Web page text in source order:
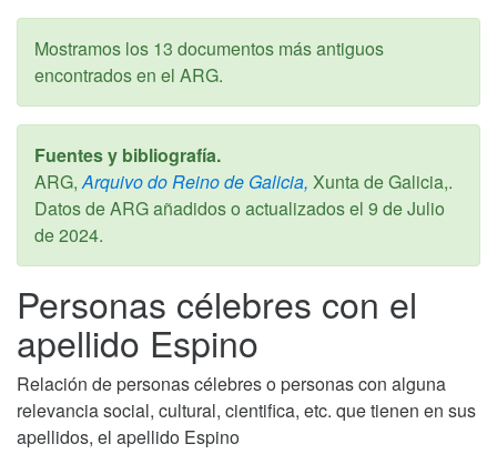
Mostramos los 13 documentos más antiguos
encontrados en el ARG.
Fuentes y bibliografía.
ARG, Arquivo do Reino de Galicia, Xunta de Galicia,.
Datos de ARG añadidos o actualizados el 9 de Julio
de 2024.
Personas célebres con el
apellido Espino
Relación de personas célebres o personas con alguna
relevancia social, cultural, cientifica, etc. que tienen en sus
apellidos, el apellido Espino